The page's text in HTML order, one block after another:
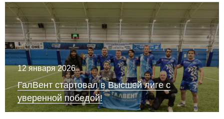
12 января 2026
ГалВент стартовал в Высшей лиге с
уверенной победой!